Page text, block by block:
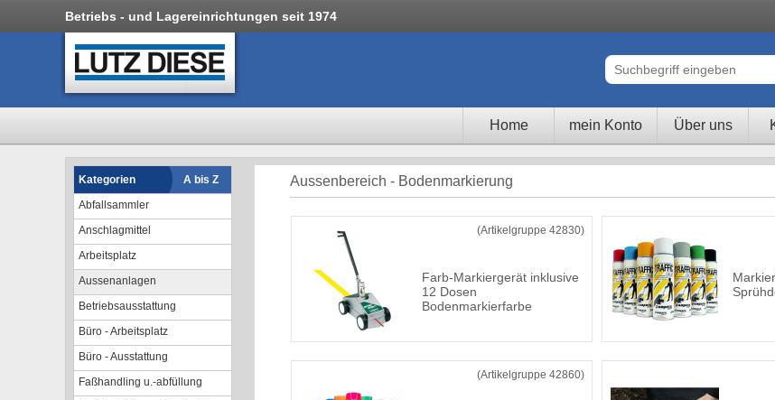
Betriebs - und Lagereinrichtungen seit 1974
Home mein Konto Über uns
Kategorien
A bis Z
Abfallsammler
Anschlagmittel
Arbeitsplatz
Aussenanlagen
Betriebsausstattung
Büro - Arbeitsplatz
Büro - Ausstattung
Faßhandling u.-abfüllung
Aussenbereich - Bodenmarkierung
(Artikelgruppe 42830)
Farb-Markiergerät inklusive
12 Dosen
Bodenmarkierfarbe
(Artikelgruppe 42860)